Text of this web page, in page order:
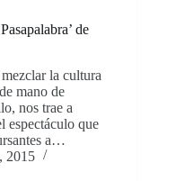
de
mezclar la cultura
mano de
nos trae a
espectáculo que
a…
2015